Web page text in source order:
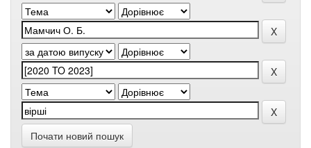
Почати новий пошук